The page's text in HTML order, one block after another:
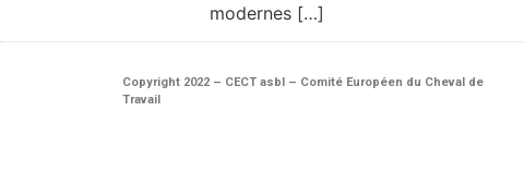
modernes […]
Copyright 2022 – CECT asbl – Comité Européen du Cheval de
Travail